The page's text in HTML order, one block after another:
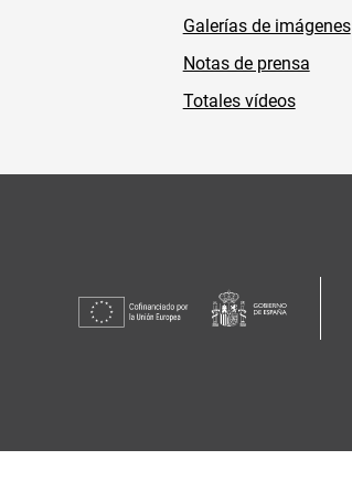
Galerías de imágenes
Notas de prensa
Totales vídeos